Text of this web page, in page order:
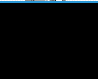
ジャンプルーキー！